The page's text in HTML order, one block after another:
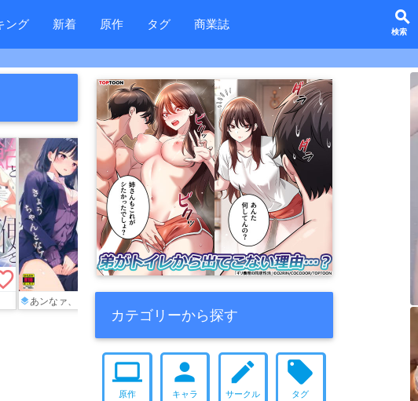
ング 新着 原作 タグ 商業誌 search
favorite_border
あンなァ、きょうちゃんとなァ、
favorite_border favorite_border
先生と交尾なんて絶対にしません
カテゴリーから探す
computer
原作
person
キャラ
create
サークル
local_offer
タグ